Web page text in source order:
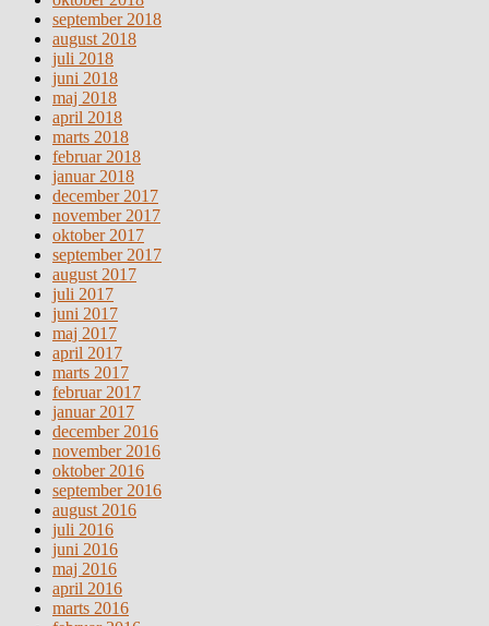
september 2018
august 2018
juli 2018
juni 2018
maj 2018
april 2018
marts 2018
februar 2018
januar 2018
december 2017
november 2017
oktober 2017
september 2017
august 2017
juli 2017
juni 2017
maj 2017
april 2017
marts 2017
februar 2017
januar 2017
december 2016
november 2016
oktober 2016
september 2016
august 2016
juli 2016
juni 2016
maj 2016
april 2016
marts 2016